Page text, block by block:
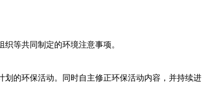
等共同制定的环境注意事项。
划的环保活动。同时自主修正环保活动内容，并持续进